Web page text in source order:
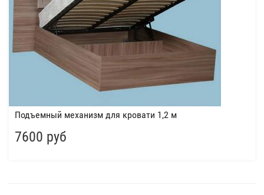
Подъемный механизм для кровати 1,2 м
7600 руб